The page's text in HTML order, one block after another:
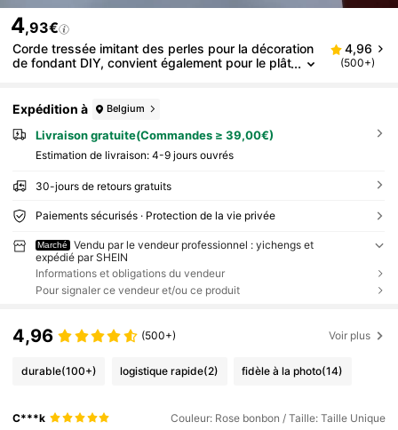
4,93€
Corde tressée imitant des perles pour la décoration
de fondant DIY, convient également pour le plât
4,96
(500+)
Expédition à Belgium
Livraison gratuite(Commandes ≥ 39,00€)
Estimation de livraison: 4-9 jours ouvrés
30-jours de retours gratuits
Paiements sécurisés · Protection de la vie privée
Marché
Vendu par le vendeur professionnel : yichengs et
expédié par SHEIN
Informations et obligations du vendeur
Pour signaler ce vendeur et/ou ce produit
4,96 (500+) Voir plus
durable(100+) logistique rapide(2) fidèle à la photo(14)
C***k Couleur: Rose bonbon / Taille: Taille Unique